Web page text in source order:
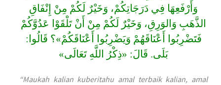
وَأَرْفَعِهَا فِي دَرَجَاتِكُمْ، وَخَيْرٌ لَكُمْ مِنْ إِنْفَاقِ
الذَّهَبِ وَالوَرِقِ، وَخَيْرٌ لَكُمْ مِنْ أَنْ تَلْقَوْا عَدُوَّكُمْ
فَتَضْرِبُوا أَعْنَاقَهُمْ وَيَضْرِبُوا أَعْنَاقَكُمْ»؟ قَالُوا:
بَلَى. قَالَ: «ذِكْرُ اللَّهِ تَعَالَى»
“Maukah kalian kuberitahu amal terbaik kalian, amal